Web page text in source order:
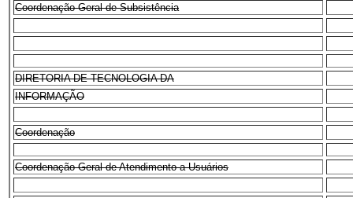
Coordenação-Geral de Subsistência
DIRETORIA DE TECNOLOGIA DA
INFORMAÇÃO
Coordenação
Coordenação-Geral de Atendimento a Usuários